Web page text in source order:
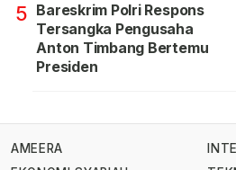
5 Bareskrim Polri Respons
Tersangka Pengusaha
Anton Timbang Bertemu
Presiden
AMEERA